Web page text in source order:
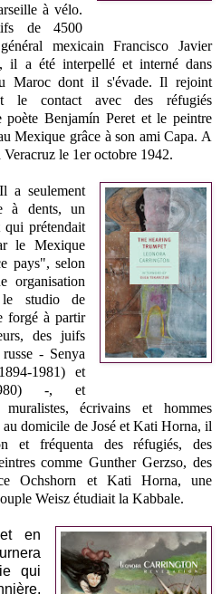
à vélo.
de 4500
mexicain Francisco Javier
il a été interpellé et interné dans
Maroc dont il s'évade. Il rejoint
le contact avec des réfugiés
poète Benjamín Peret et le peintre
Mexique grâce à son ami Capa. A
le 1er octobre 1942.
a seulement
à dents, un
qui prétendait
le Mexique
pays", selon
organisation
studio de
forgé à partir
des juifs
- Senya
1981) et
-, et
muralistes, écrivains et hommes
domicile de José et Kati Horna, il
et fréquenta des réfugiés, des
comme Gunther Gerzso, des
Ochshorn et Kati Horna, une
Weisz étudiait la Kabbale.
en
qui